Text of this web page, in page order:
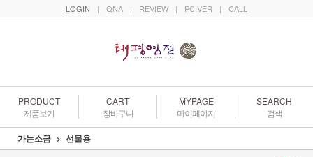
LOGIN | QNA | REVIEW | PC VER | CALL
PRODUCT
제품보기
CART
장바구니
MYPAGE
마이페이지
SEARCH
검색
가는소금 선물용